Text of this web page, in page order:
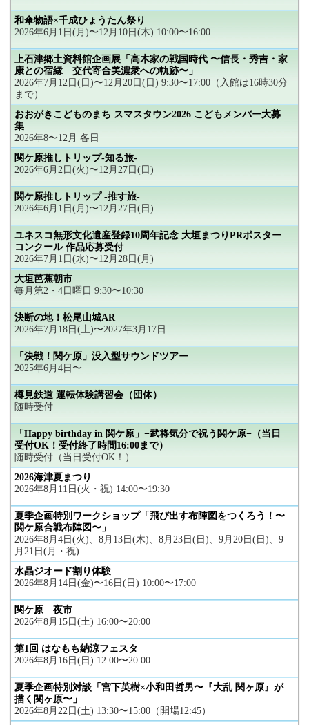
和傘物語×千成ひょうたん祭り
2026年6月1日(月)〜12月10日(木) 10:00〜16:00
上石津郷土資料館企画展「高木家の戦国時代 〜信長・秀吉・家
康との宿縁 交代寄合美濃衆への軌跡〜」
2026年7月12日(日)〜12月20日(日) 9:30〜17:00（入館は16時30分
まで）
おおがきこどものまち スマスタウン2026 こどもメンバー大募
集
2026年8〜12月 各日
関ケ原推しトリップ-知る旅-
2026年6月2日(火)〜12月27日(日)
関ケ原推しトリップ -推す旅-
2026年6月1日(月)〜12月27日(日)
ユネスコ無形文化遺産登録10周年記念 大垣まつりPRポスター
コンクール 作品応募受付
2026年7月1日(水)〜12月28日(月)
大垣芭蕉朝市
毎月第2・4日曜日 9:30〜10:30
決断の地！松尾山城AR
2026年7月18日(土)〜2027年3月17日
「決戦！関ケ原」没入型サウンドツアー
2025年6月4日〜
樽見鉄道 運転体験講習会（団体）
随時受付
「Happy birthday in 関ケ原」−武将気分で祝う関ケ原−（当日
受付OK！受付終了時間16:00まで）
随時受付（当日受付OK！）
2026海津夏まつり
2026年8月11日(火・祝) 14:00〜19:30
夏季企画特別ワークショップ「飛び出す布陣図をつくろう！〜
関ケ原合戦布陣図〜」
2026年8月4日(火)、8月13日(木)、8月23日(日)、9月20日(日)、9
月21日(月・祝)
水晶ジオード割り体験
2026年8月14日(金)〜16日(日) 10:00〜17:00
関ケ原 夜市
2026年8月15日(土) 16:00〜20:00
第1回 はなもも納涼フェスタ
2026年8月16日(日) 12:00〜20:00
夏季企画特別対談「宮下英樹×小和田哲男〜『大乱 関ヶ原』が
描く関ヶ原〜」
2026年8月22日(土) 13:30〜15:00（開場12:45）